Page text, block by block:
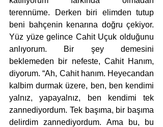
terennüme. Derken biri elimden tutup
beni bahçenin kenarına doğru çekiyor.
Yüz yüze gelince Cahit Uçuk olduğunu
anlıyorum. Bir şey demesini
beklemeden bir nefeste, Cahit Hanım,
diyorum. “Ah, Cahit hanım. Heyecandan
kalbim durmak üzere, ben, ben kendimi
yalnız, yapayalnız, ben kendimi tek
zannediyordum. Tek başıma, bir başıma
delirdim zannediyordum. Ama bu, bu